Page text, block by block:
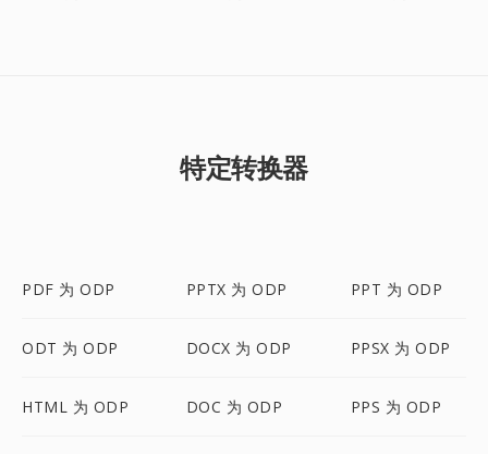
特定转换器
PDF 为 ODP PPTX 为 ODP PPT 为 ODP
ODT 为 ODP DOCX 为 ODP PPSX 为 ODP
HTML 为 ODP DOC 为 ODP PPS 为 ODP